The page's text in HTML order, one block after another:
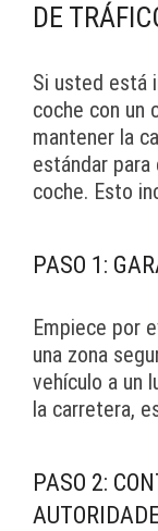
DE
Si usted está
coche con un
mantener la
estándar
coche. Esto
PASO 1:
Empiece por
una zona
vehículo a un
la carretera,
PASO 2: